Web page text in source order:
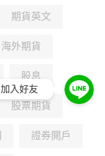
期貨英文
海外期貨
股息
股票期貨
證券開戶
加入好友